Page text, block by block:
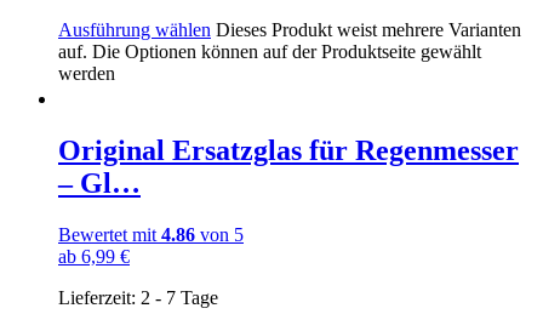
Ausführung wählen Dieses Produkt weist mehrere Varianten
auf. Die Optionen können auf der Produktseite gewählt
werden
Original Ersatzglas für Regenmesser
– Gl…
Bewertet mit 4.86 von 5
ab 6,99 €
Lieferzeit: 2 - 7 Tage